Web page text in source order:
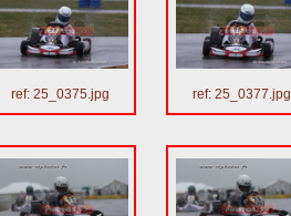
ref: 25_0375.jpg ref: 25_0377.jpg